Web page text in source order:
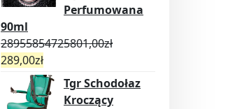
Perfumowana
90ml
28955854725801,00zł
289,00zł
Tgr Schodołaz
Kroczący